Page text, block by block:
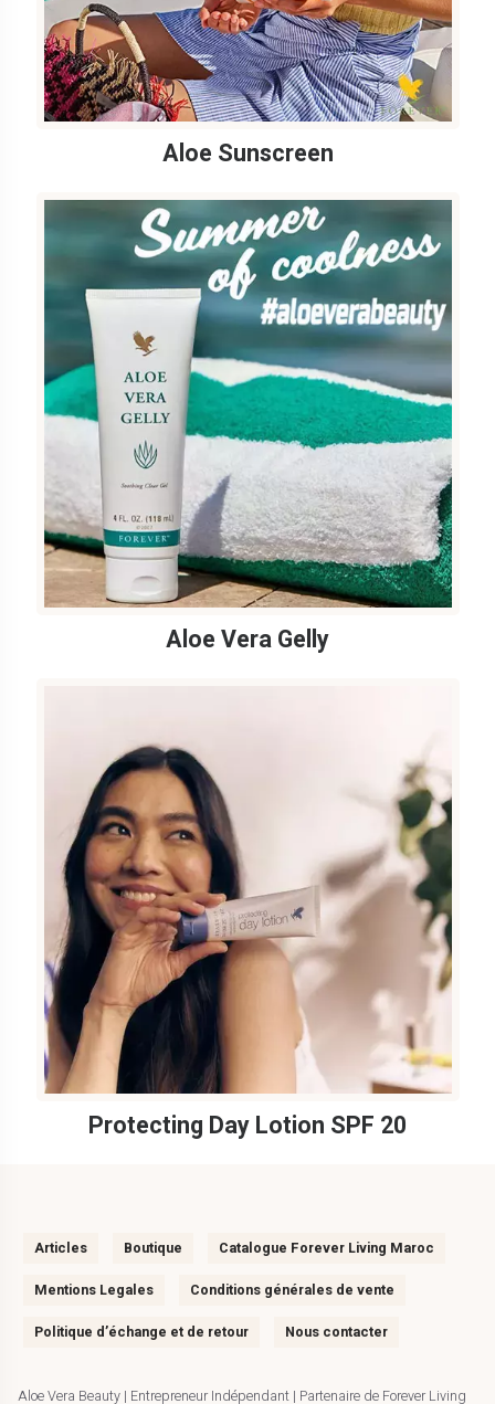
Aloe Sunscreen
Aloe Vera Gelly
Protecting Day Lotion SPF 20
Articles Boutique Catalogue Forever Living Maroc
Mentions Legales Conditions générales de vente
Politique d’échange et de retour Nous contacter
Aloe Vera Beauty | Entrepreneur Indépendant | Partenaire de Forever Living